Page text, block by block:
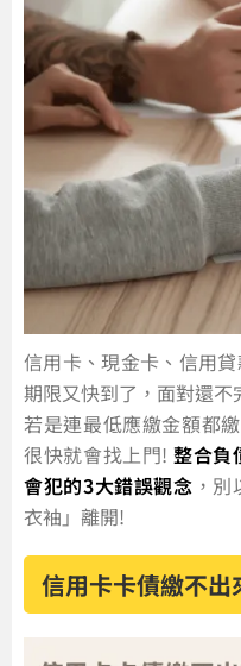
信用卡、現金卡、信用
期限又快到了，面對還
若是連最低應繳金額都
很快就會找上門! 整合負
會犯的3大錯誤觀念 ，
衣袖」離開!
信用卡卡債繳不